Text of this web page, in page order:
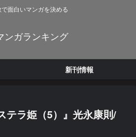
面白いマンガを決める
ンガランキング
新刊情報
テラ姫（5）』光永康則/